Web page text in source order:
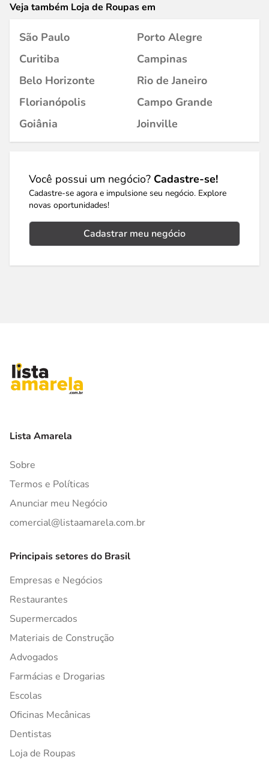
Veja também Loja de Roupas em
São Paulo
Porto Alegre
Curitiba
Campinas
Belo Horizonte
Rio de Janeiro
Florianópolis
Campo Grande
Goiânia
Joinville
Você possui um negócio? Cadastre-se!
Cadastre-se agora e impulsione seu negócio. Explore
novas oportunidades!
Cadastrar meu negócio
Lista Amarela
Sobre
Termos e Políticas
Anunciar meu Negócio
comercial@listaamarela.com.br
Principais setores do Brasil
Empresas e Negócios
Restaurantes
Supermercados
Materiais de Construção
Advogados
Farmácias e Drogarias
Escolas
Oficinas Mecânicas
Dentistas
Loja de Roupas